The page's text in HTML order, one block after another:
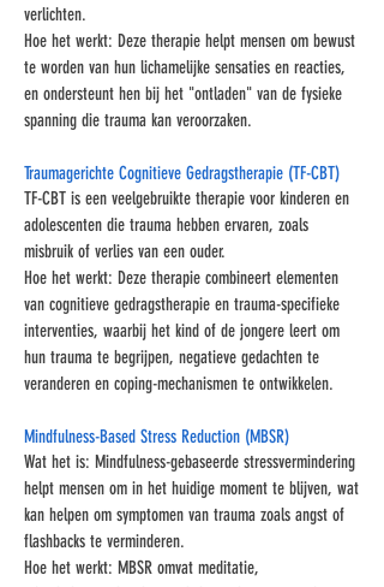
verlichten.
Hoe het werkt: Deze therapie helpt mensen om bewust
te worden van hun lichamelijke sensaties en reacties,
en ondersteunt hen bij het "ontladen" van de fysieke
spanning die trauma kan veroorzaken.
Traumagerichte Cognitieve Gedragstherapie (TF-CBT)
TF-CBT is een veelgebruikte therapie voor kinderen en
adolescenten die trauma hebben ervaren, zoals
misbruik of verlies van een ouder.
Hoe het werkt: Deze therapie combineert elementen
van cognitieve gedragstherapie en trauma-specifieke
interventies, waarbij het kind of de jongere leert om
hun trauma te begrijpen, negatieve gedachten te
veranderen en coping-mechanismen te ontwikkelen.
Mindfulness-Based Stress Reduction (MBSR)
Wat het is: Mindfulness-gebaseerde stressvermindering
helpt mensen om in het huidige moment te blijven, wat
kan helpen om symptomen van trauma zoals angst of
flashbacks te verminderen.
Hoe het werkt: MBSR omvat meditatie,